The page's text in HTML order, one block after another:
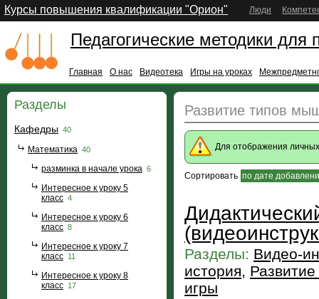
Курсы повышения квалификации "Орион" Люди
Педагогические методики для
Главная О нас Видеотека Игры на уроках
Разделы
Кафедры 40
Математика 40
разминка в начале урока 6
Интересное к уроку 5
класс 4
Интересное к уроку 6
класс 8
Интересное к уроку 7
класс 11
Интересное к уроку 8
класс 17
Развитие типов
Для отображения
Сортировать по дате
Разделы: Видео-
история,
игры